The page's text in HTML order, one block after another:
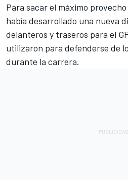
Para sacar el máximo
había desarrollado una nueva
delanteros y traseros para el
utilizaron para defenderse de
durante la carrera.